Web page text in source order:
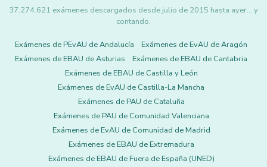
37.274.621 exámenes descargados desde julio de 2015 hasta ayer... y
contando.
Exámenes de PEvAU de Andalucía
Exámenes de EvAU de Aragón
Exámenes de EBAU de Asturias
Exámenes de EBAU de Cantabria
Exámenes de EBAU de Castilla y León
Exámenes de EvAU de Castilla-La Mancha
Exámenes de PAU de Cataluña
Exámenes de PAU de Comunidad Valenciana
Exámenes de EvAU de Comunidad de Madrid
Exámenes de EBAU de Extremadura
Exámenes de EBAU de Fuera de España (UNED)